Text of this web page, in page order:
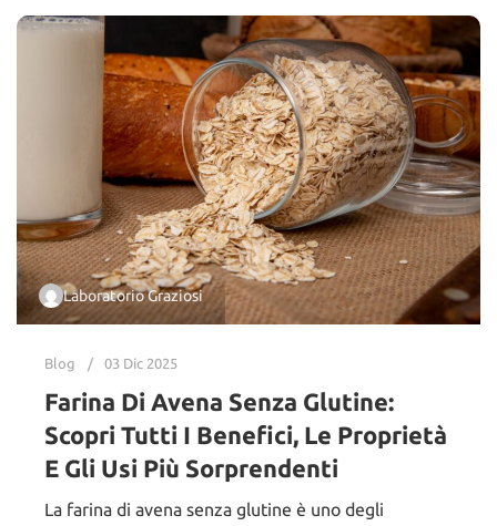
Laboratorio Graziosi
Blog 03 Dic 2025
Farina Di Avena Senza Glutine:
Scopri Tutti I Benefici, Le Proprietà
E Gli Usi Più Sorprendenti
La farina di avena senza glutine è uno degli